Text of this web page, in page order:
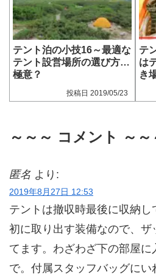
テント泊の小技16～最適な
テント設営場所の選び方…
極意？
2019/05/23
テ
は
き
～～～ コメント ～～
匿名 より:
2019年8月27日 12:53
テントは撤収時最後に収納
初に取り出す装備なので、
てます。わざわざ下の部屋
で。付属スタッフバッグにい